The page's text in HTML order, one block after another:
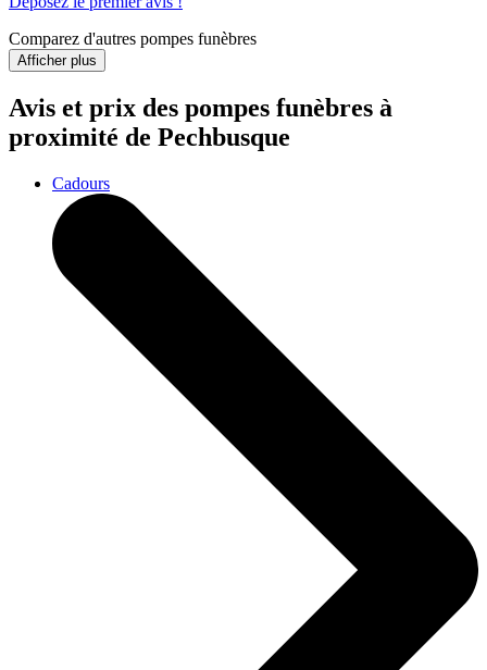
Comparez d'autres pompes funèbres
Afficher plus
Avis et prix des pompes funèbres à
proximité de Pechbusque
Cadours